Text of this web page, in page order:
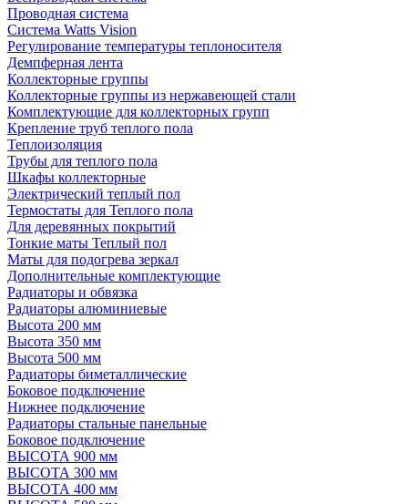
Проводная система
Система Watts Vision
Регулирование температуры теплоносителя
Демпферная лента
Коллекторные группы
Коллекторные группы из нержавеющей стали
Комплектующие для коллекторных групп
Крепление труб теплого пола
Теплоизоляция
Трубы для теплого пола
Шкафы коллекторные
Электрический теплый пол
Термостаты для Теплого пола
Для деревянных покрытий
Тонкие маты Теплый пол
Маты для подогрева зеркал
Дополнительные комплектующие
Радиаторы и обвязка
Радиаторы алюминиевые
Высота 200 мм
Высота 350 мм
Высота 500 мм
Радиаторы биметаллические
Боковое подключение
Нижнее подключение
Радиаторы стальные панельные
Боковое подключение
ВЫСОТА 900 мм
ВЫСОТА 300 мм
ВЫСОТА 400 мм